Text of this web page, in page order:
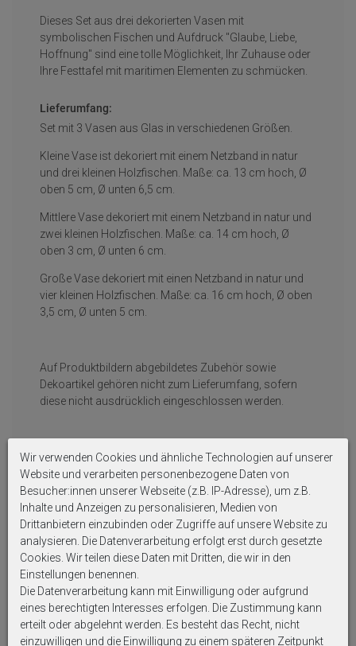
Dieses Set aus drei dekorierten Vasen mit
symbolischen Fischen und Aufdruck "Glaube, Liebe,
Hoffnung" sind eine tolle Möglichkeit, Ihr Zuhause oder
Ihre Festtafel mit maritimen Elementen zu schmücken.
Lieferumfang:
Set mit 3 Vasen aus Glas in verschiedenen Größen.
Kleine Vase ist dekoriert mit einem Netzband in natur
und drei kleinen Holzfischen. Maße: ca. 13 cm hoch, Ø
oben 5 cm, Ø unten 6,5 cm.
Mittlere Vase dekoriert mit einem Netzband in natur und
zwei kleinen Holzfischen. Maße: ca. 14 cm hoch, Ø
oben 3 cm, Ø unten 6 cm.
Große Vase dekoriert mit einen Netzband in natur und
vier kleinen Holzfischen. Maße: ca. 16 cm hoch, Ø oben
3,5 cm, Ø unten 5 cm.
Auf Produktbildern abgebildetes Zubehör sowie
Dekoartikel gehören nicht zum Lieferumfang, sofern
diese nicht ausdrücklich eingeschlossen werden.
Weitere interessante Artikel
Wir verwenden Cookies und ähnliche Technologien auf unserer
Website und verarbeiten personenbezogene Daten von
Besucher:innen unserer Webseite (z.B. IP-Adresse), um z.B.
Inhalte und Anzeigen zu personalisieren, Medien von
Drittanbietern einzubinden oder Zugriffe auf unsere Website zu
analysieren. Die Datenverarbeitung erfolgt erst durch gesetzte
Cookies. Wir teilen diese Daten mit Dritten, die wir in den
Einstellungen benennen.
Die Datenverarbeitung kann mit Einwilligung oder aufgrund
eines berechtigten Interesses erfolgen. Die Zustimmung kann
erteilt oder abgelehnt werden. Es besteht das Recht, nicht
einzuwilligen und die Einwilligung zu einem späteren Zeitpunkt